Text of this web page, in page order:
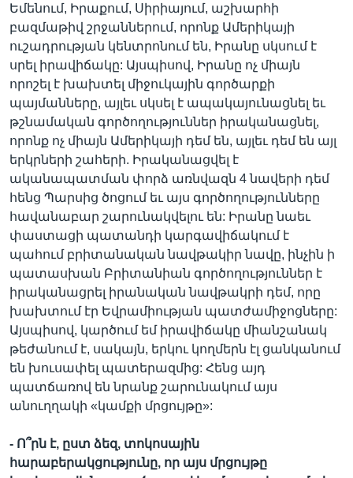
Եմենում, Իրաքում, Սիրիայում, աշխարհի
բազմաթիվ շրջաններում, որոնք Ամերիկայի
ուշադրության կենտրոնում են, Իրանը սկսում է
սրել իրավիճակը: Այսպիսով, Իրանը ոչ միայն
որոշել է խախտել միջուկային գործարքի
պայմանները, այլեւ սկսել է ապակայունացնել եւ
թշնամական գործողություններ իրականացնել,
որոնք ոչ միայն Ամերիկայի դեմ են, այլեւ դեմ են այլ
երկրների շահերի. Իրականացվել է
ականապատման փորձ առնվազն 4 նավերի դեմ
հենց Պարսից ծոցում եւ այս գործողությունները
հավանաբար շարունակվելու են: Իրանը նաեւ
փաստացի պատանդի կարգավիճակում է
պահում բրիտանական նավթակիր նավը, ինչին ի
պատասխան Բրիտանիան գործողություններ է
իրականացրել իրանական նավթակրի դեմ, որը
խախտում էր Եվրամիության պատժամիջոցները:
Այսպիսով, կարծում եմ իրավիճակը միանշանակ
թեժանում է, սակայն, երկու կողմերն էլ ցանկանում
են խուսափել պատերազմից: Հենց այդ
պատճառով են նրանք շարունակում այս
անուղղակի «կամքի մրցույթը»:
- Ո՞րն է, ըստ ձեզ, տոկոսային
հարաբերակցությունը, որ այս մրցույթը